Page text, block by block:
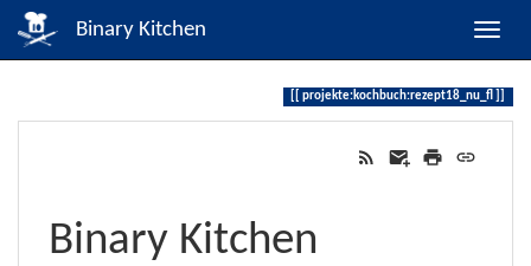
Binary Kitchen
projekte:kochbuch:rezept18_nu_fl
Binary Kitchen